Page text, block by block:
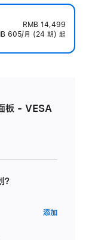
RMB 14,499
605/月 (24 期) 起
板 - VESA
添加